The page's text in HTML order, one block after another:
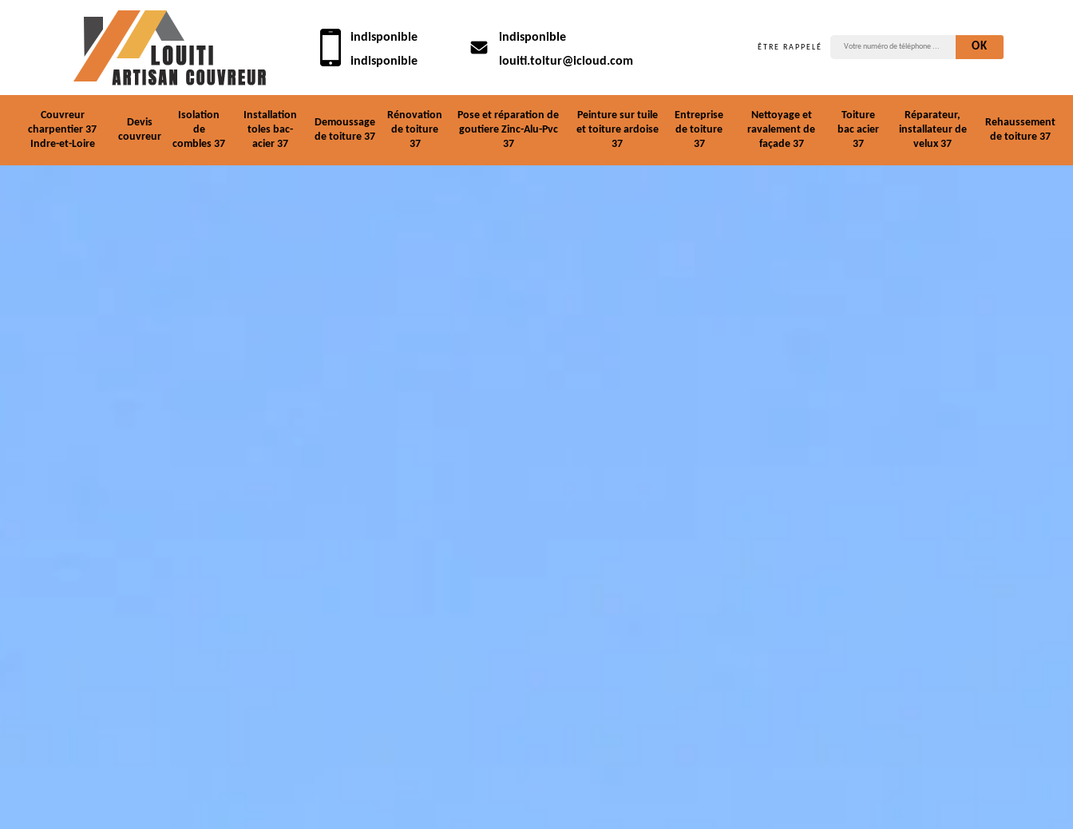
indisponible
indisponible
indisponible
louiti.toitur@icloud.com
ÊTRE RAPPELÉ
Couvreur
charpentier 37
Indre-et-Loire
Devis
couvreur
Isolation
de
combles 37
Installation
toles bac-
acier 37
Demoussage
de toiture 37
Rénovation
de toiture
37
Pose et réparation de
goutiere Zinc-Alu-Pvc
37
Peinture sur tuile
et toiture ardoise
37
Entreprise
de toiture
37
Nettoyage et
ravalement de
façade 37
Toiture
bac acier
37
Réparateur,
installateur de
velux 37
Rehaussement
de toiture 37